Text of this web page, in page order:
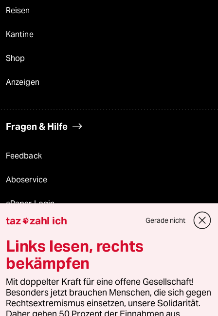
Reisen
Kantine
Shop
Anzeigen
Fragen & Hilfe
Feedback
Aboservice
ePaper Login
Downloads für Abonnierende
© 2026 taz Verlags und Vertriebs GmbH
Alle Rechte vorbehalten. Bei rechtlichen Fragen oder für Genehmigungen
wenden Sie sich bitte an
lizenzen@taz.de
taz zahl ich Gerade nicht
Links lesen, rechts
bekämpfen
Mit doppelter Kraft für eine offene Gesellschaft!
Besonders jetzt brauchen Menschen, die sich gegen
Rechtsextremismus einsetzen, unsere Solidarität.